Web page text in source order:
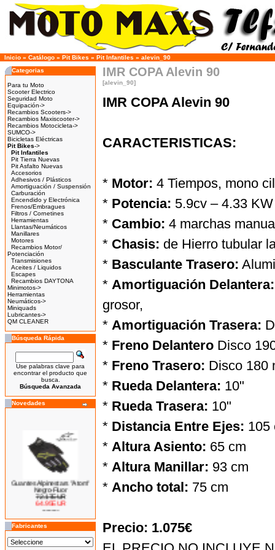
Inicio » Catálogo » Pit Bikes » Pit Infantiles » alevin_90
Categorias
Para tu Moto
Scooter Electrico
Seguridad Moto
Equipación->
Recambios Scooters->
Recambios Maxiscooter->
Recambios Motocicleta->
SUMCO->
Bicicletas Eléctricas
Pit Bikes->
Pit Infantiles
Pit Tierra Nuevas
Pit Asfalto Nuevas
Accesorios
Adhesivos / Plásticos
Amortiguación / Suspensión
Carburación
Encendido y Electrónica
Frenos/Embragues
Filtros / Cornetines
Herramientas
Llantas/Neumáticos
Manillares
Motores
Recambios Motor/
Potenciación
Transmisiones
Aceites / Liquidos
Escapes
Recambios DAYTONA
Minimotos->
Herramientas
Neumáticos->
Miniquads
Lubricantes->
QM CLEANER
Búsqueda Rápida
Use palabras clave para
encontrar el producto que
busca.
Búsqueda Avanzada
Novedades
Guantes Alpinestars "Atom"
Negro-Fluor
72.17EUR
64.95EUR
---------
Fabricantes
IMR COPA Alevin 90
[alevin_90]
IMR COPA Alevin 90
CARACTERISTICAS:
* Motor: 4 Tiempos, mono
* Potencia: 5.9cv – 4.33 KW
* Cambio: 4 marchas
* Chasis: de Hierro tubular
* Basculante Trasero:
* Amortiguación Delantera:
grosor,
* Amortiguación Trasera:
* Freno Delantero Disco
* Freno Trasero: Disco 180
* Rueda Delantera: 10"
* Rueda Trasera: 10"
* Distancia Entre Ejes: 105
* Altura Asiento: 65 cm
* Altura Manillar: 93 cm
* Ancho total: 75 cm
Precio: 1.075€